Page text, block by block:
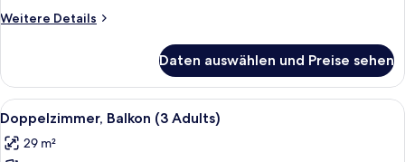
anzeigen
Weitere Details
Weitere
Balkon,
Turm
(Upper
Floor)
Daten auswählen und Preise sehen
Alle
Fotos
für
Ein Balkon mit weißen Korbstühlen
5
Doppelzimmer, Balkon (3 Adults)
29 m²